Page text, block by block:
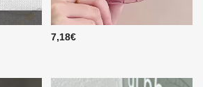
7,18€